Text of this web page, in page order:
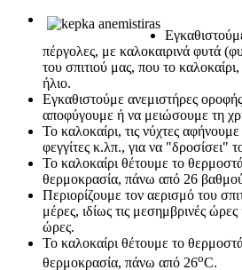
πέργολες, με καλοκαιρινά φυτά
του σπιτιού μας, που το
ήλιο.
Εγκαθιστούμε ανεμιστήρες
αποφύγουμε ή να μειώσουμε τη
Το καλοκαίρι, τις νύχτες
φεγγίτες κ.λπ., για να "δροσίσει"
Το καλοκαίρι θέτουμε το
θερμοκρασία, πάνω από 26
Περιορίζουμε τον αερισμό του
μέρες, ιδίως τις μεσημβρινές
ώρες.
Το καλοκαίρι θέτουμε το
θερμοκρασία, πάνω από 26οC.